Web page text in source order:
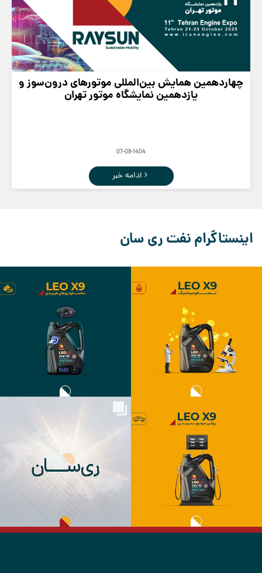
چهاردهمین همایش بین‌المللی موتورهای درون‌سوز و
یازدهمین نمایشگاه موتور تهران
07-08-1404
ادامه خبر
اینستاگرام نفت ری سان